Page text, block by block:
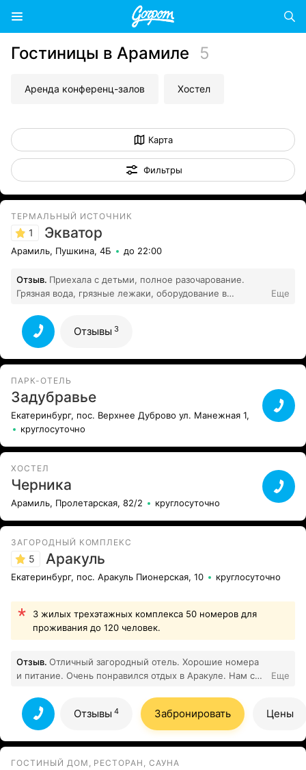
Гостиницы в Арамиле 5
Аренда конференц-залов Хостел
Карта
Фильтры
ТЕРМАЛЬНЫЙ ИСТОЧНИК
1 Экватор
Арамиль, Пушкина, 4Б до 22:00
Отзыв. Приехала с детьми, полное разочарование.
Грязная вода, грязные лежаки, оборудование в
не то что сесть). Молодой человек в кафетерии просто
по хамски разговаривал. Цены высокие для такого
заведения
Еще
Отзывы 3
ПАРК-ОТЕЛЬ
Задубравье
Екатеринбург, пос. Верхнее Дуброво ул. Манежная 1,
круглосуточно
ХОСТЕЛ
Черника
Арамиль, Пролетарская, 82/2 круглосуточно
ЗАГОРОДНЫЙ КОМПЛЕКС
5 Аракуль
Екатеринбург, пос. Аракуль Пионерская, 10 круглосуточно
3 жилых трехэтажных комплекса 50 номеров для
проживания до 120 человек.
Отзыв. Отличный загородный отель. Хорошие номера
и питание. Очень понравился отдых в Аракуле. Нам с
Еще
Отзывы 4 Забронировать Цены
ГОСТИНЫЙ ДОМ, РЕСТОРАН, САУНА